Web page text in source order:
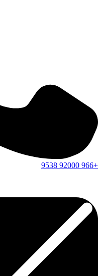
+966
92000
9538